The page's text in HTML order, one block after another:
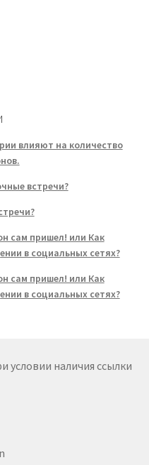
влияют на количество
встречи?
сам пришел! или Как
в социальных сетях?
сам пришел! или Как
в социальных сетях?
наличия ссылки